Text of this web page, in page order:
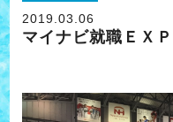
2019.03.06
マイナビ就職ＥＸ